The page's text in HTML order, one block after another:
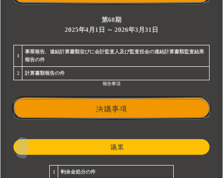
第68期
2025年4月1日 ～ 2026年3月31日
1
事業報告、連結計算書類並びに会計監査人及び監査役会の連結計算書類監査結果
報告の件
2 計算書類報告の件
報告事項
決議事項
議案
1 剰余金処分の件